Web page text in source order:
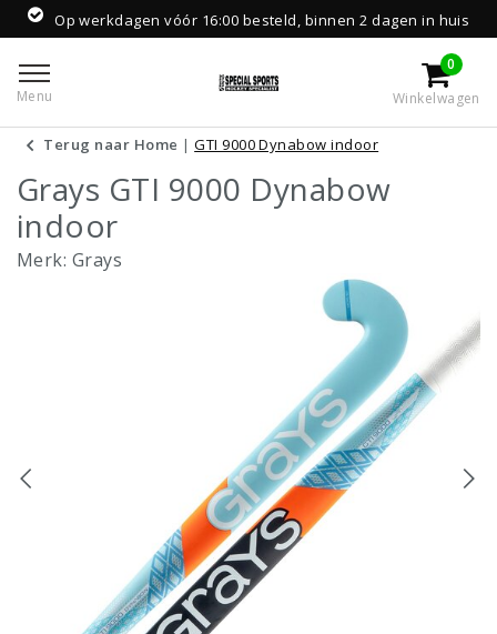
Op werkdagen vóór 16:00 besteld, binnen 2 dagen in huis
Menu
0
Winkelwagen
Terug naar Home |GTI 9000 Dynabow indoor
Grays GTI 9000 Dynabow
indoor
Merk: Grays